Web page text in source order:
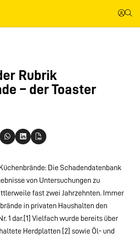
Rubrik
– der Toaster
Die Schadendatenbank
von Untersuchungen zu
fast zwei Jahrzehnten. Immer
in privaten Haushalten den
1 dar.[1] Vielfach wurde bereits über
Herdplatten [2] sowie Öl- und